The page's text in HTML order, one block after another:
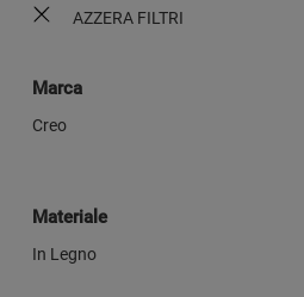
AZZERA FILTRI
Marca
Creo
Materiale
In Legno